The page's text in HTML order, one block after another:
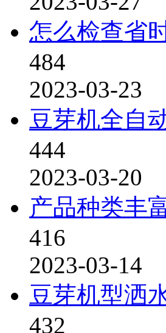
怎么检查省
484
2023-03-23
豆芽机全自
444
2023-03-20
产品种类丰
416
2023-03-14
豆芽机型洒
432